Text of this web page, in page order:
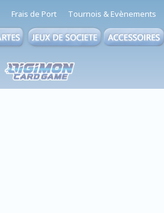
Frais de Port Tournois & Evènements